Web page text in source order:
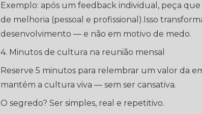
Exemplo: após um feedback individual, peça
de melhoria (pessoal e profissional).Isso
desenvolvimento — e não em motivo de medo.
4. Minutos de cultura na reunião mensal
Reserve 5 minutos para relembrar um valor da
mantém a cultura viva — sem ser cansativa.
O segredo? Ser simples, real e repetitivo.